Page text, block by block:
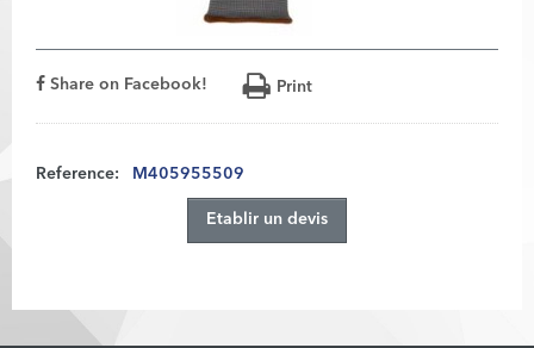
Share on Facebook! Print
Reference: M405955509
Etablir un devis